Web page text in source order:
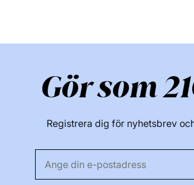
Gör som
Registrera dig för nyhetsbrev